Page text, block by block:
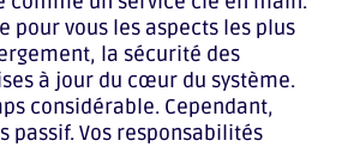
pour vous les aspects les plus
la sécurité des
à jour du cœur du système.
considérable. Cependant,
passif. Vos responsabilités